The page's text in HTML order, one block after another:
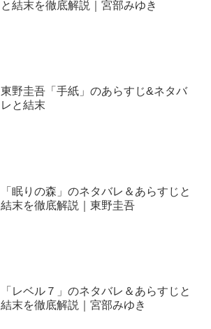
と結末を徹底解説｜宮部みゆき
東野圭吾「手紙」のあらすじ&ネタバ
レと結末
「眠りの森」のネタバレ＆あらすじと
結末を徹底解説｜東野圭吾
「レベル７」のネタバレ＆あらすじと
結末を徹底解説｜宮部みゆき